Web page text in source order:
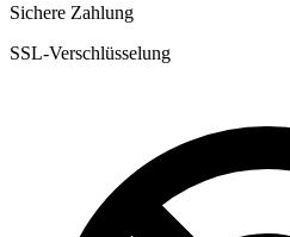
Sichere Zahlung
SSL-Verschlüsselung